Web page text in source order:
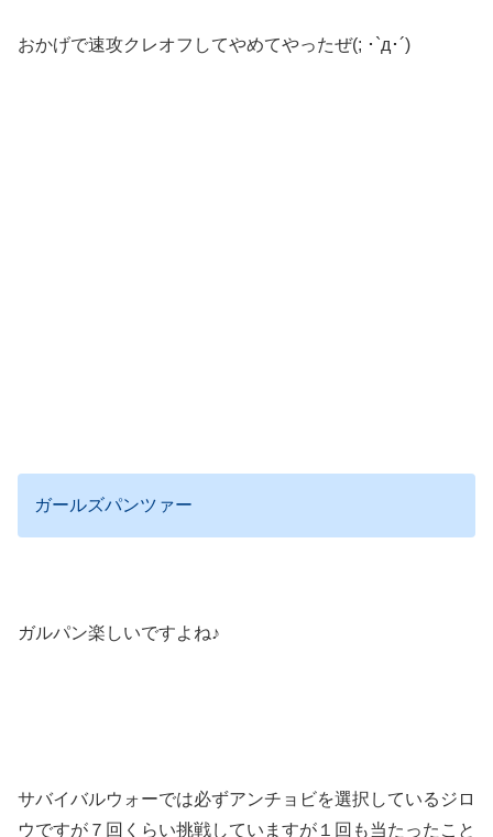
おかげで速攻クレオフしてやめてやったぜ(; ･`д･´)
ガールズパンツァー
ガルパン楽しいですよね♪
サバイバルウォーでは必ずアンチョビを選択しているジロ
ウですが７回くらい挑戦していますが１回も当たったこと